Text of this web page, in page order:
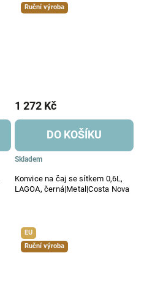
Ruční výroba
Konvice na čaj se sítkem 0,6L,
LAGOA, černá|Metal|Costa Nova
Skladem
1 272 Kč
DO KOŠÍKU
EU
Ruční výroba